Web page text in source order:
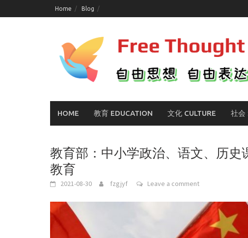
to
Home Blog
HOME 教育 EDUCATION 文化 CULTURE 社会
教育部：中小学政治、语文、历史
教育
2021-08-30 fzgjyf Leave a comment